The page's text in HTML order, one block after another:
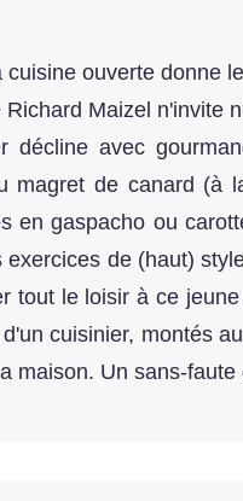
ouverte donne
Maizel n'invite
décline avec
magret de canard (à
en gaspacho ou
de (haut)
tout le loisir à ce
cuisinier, montés
maison. Un sans-